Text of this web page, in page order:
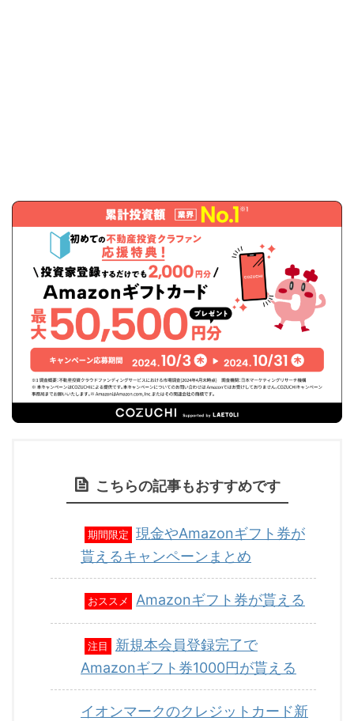
こちらの記事もおすすめです
期間限定
現金やAmazonギフト券が
貰えるキャンペーンまとめ
おススメ Amazonギフト券が貰える
注目
新規本会員登録完了で
Amazonギフト券1000円が貰える
イオンマークのクレジットカード新